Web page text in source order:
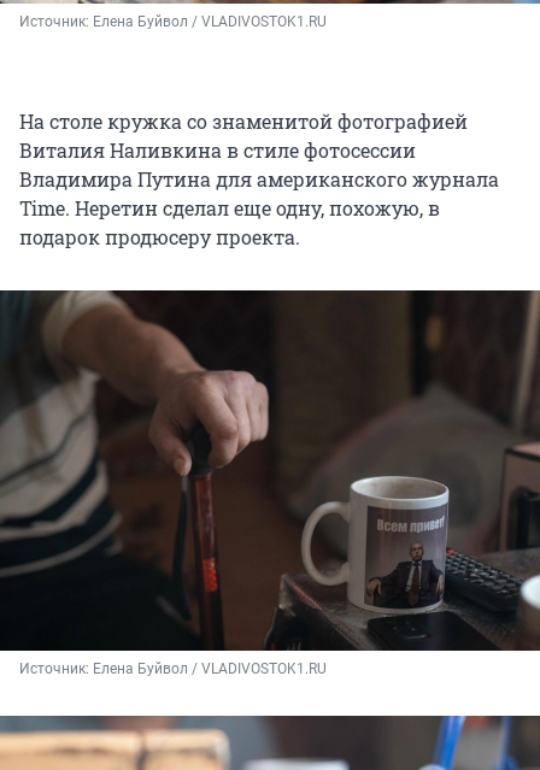
Источник: Елена Буйвол / VLADIVOSTOK1.RU
На столе кружка со знаменитой фотографией
Виталия Наливкина в стиле фотосессии
Владимира Путина для американского журнала
Time. Неретин сделал еще одну, похожую, в
подарок продюсеру проекта.
Источник: Елена Буйвол / VLADIVOSTOK1.RU